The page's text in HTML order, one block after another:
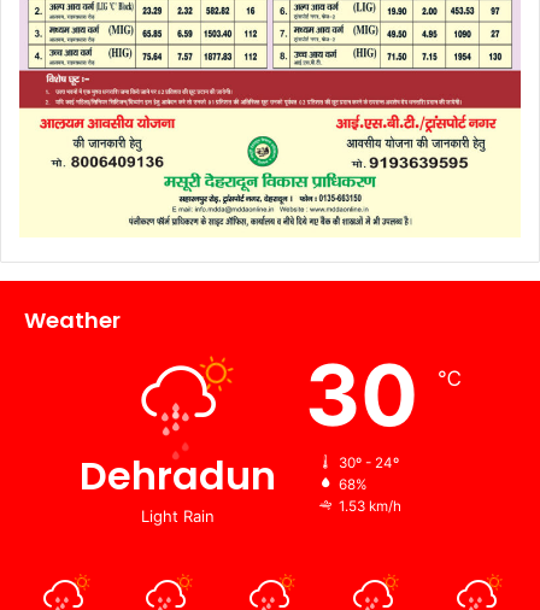
Weather
Dehradun
Light Rain
30 ℃
30º - 24º
68%
1.53 km/h